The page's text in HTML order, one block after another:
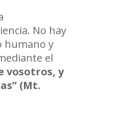
No hay
humano y
el
vosotros, y
”(Mt.